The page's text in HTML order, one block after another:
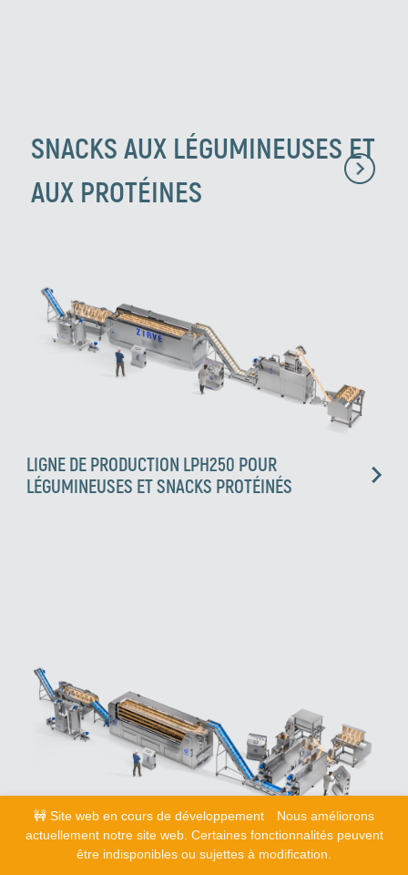
SNACKS AUX LÉGUMINEUSES ET
AUX PROTÉINES
LIGNE DE PRODUCTION LPH250 POUR
LÉGUMINEUSES ET SNACKS PROTÉINÉS
LIGNE DE PRODUCTION LPH 500 POUR SNACKS
🚧 Site web en cours de développement
Nous améliorons
actuellement notre site web. Certaines fonctionnalités peuvent
être indisponibles ou sujettes à modification.